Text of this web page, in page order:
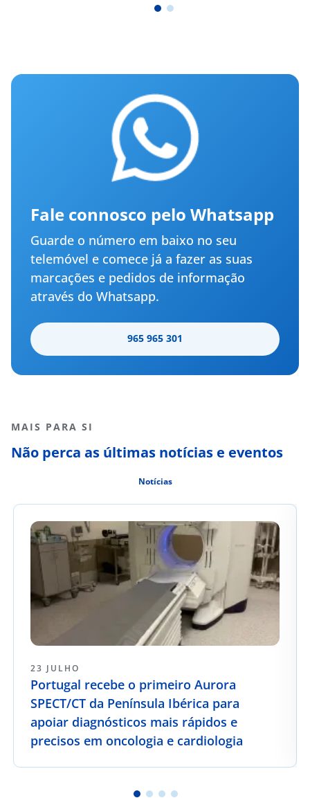
Fale connosco pelo Whatsapp
Guarde o número em baixo no seu
telemóvel e comece já a fazer as suas
marcações e pedidos de informação
através do Whatsapp.
965 965 301
MAIS PARA SI
Não perca as últimas notícias e eventos
Notícias
23 JULHO
Portugal recebe o primeiro Aurora
SPECT/CT da Península Ibérica para
apoiar diagnósticos mais rápidos e
precisos em oncologia e cardiologia